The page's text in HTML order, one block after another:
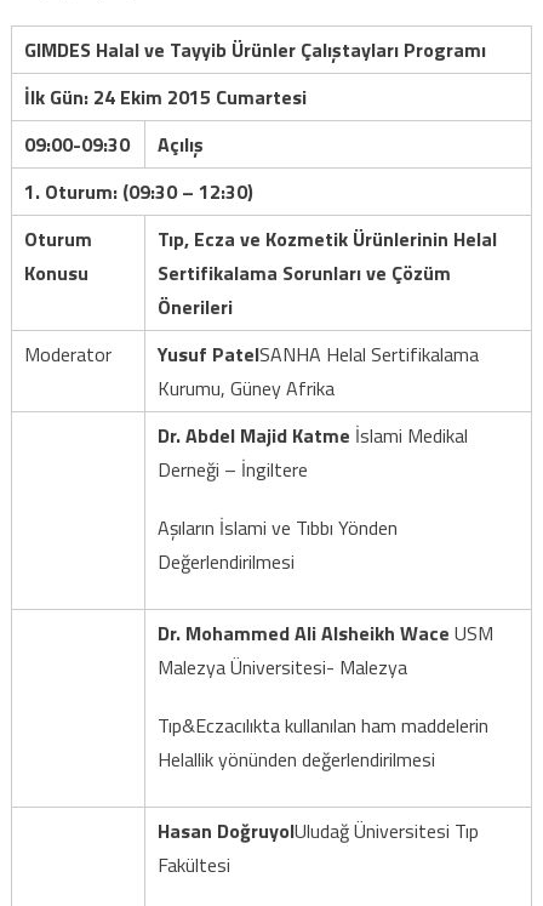
GIMDES Halal ve Tayyib Ürünler Çalıştayları Programı
İlk Gün: 24 Ekim 2015 Cumartesi
09:00-09:30
Açılış
1. Oturum: (09:30 – 12:30)
Oturum
Konusu
Tıp, Ecza ve Kozmetik Ürünlerinin Helal
Sertifikalama Sorunları ve Çözüm
Önerileri
Moderator
Yusuf PatelSANHA Helal Sertifikalama
Kurumu, Güney Afrika
Dr. Abdel Majid Katme İslami Medikal
Derneği – İngiltere
Aşıların İslami ve Tıbbı Yönden
Değerlendirilmesi
Dr. Mohammed Ali Alsheikh Wace USM
Malezya Üniversitesi- Malezya
Tıp&Eczacılıkta kullanılan ham maddelerin
Helallik yönünden değerlendirilmesi
Hasan DoğruyolUludağ Üniversitesi Tıp
Fakültesi